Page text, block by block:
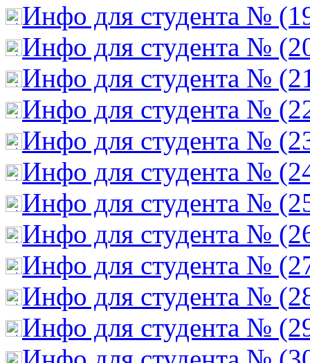
Инфо для студента №
Инфо для студента №
Инфо для студента №
Инфо для студента №
Инфо для студента №
Инфо для студента №
Инфо для студента №
Инфо для студента №
Инфо для студента №
Инфо для студента №
Инфо для студента №